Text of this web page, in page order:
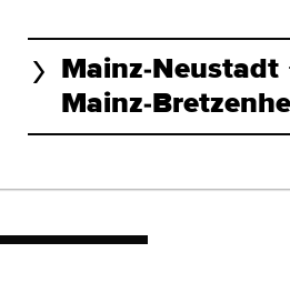
Mainz-Neustadt
Mainz-